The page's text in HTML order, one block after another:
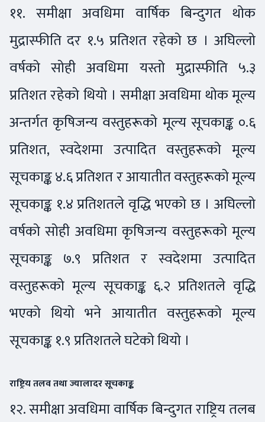
११. समीक्षा अवधिमा वार्षिक बिन्दुगत थोक
मुद्रास्फीति दर १.५ प्रतिशत रहेको छ । अघिल्लो
वर्षको सोही अवधिमा यस्तो मुद्रास्फीति ५.३
प्रतिशत रहेको थियो । समीक्षा अवधिमा थोक मूल्य
अन्तर्गत कृषिजन्य वस्तुहरूको मूल्य सूचकाङ्क ०.६
प्रतिशत, स्वदेशमा उत्पादित वस्तुहरूको मूल्य
सूचकाङ्क ४.६ प्रतिशत र आयातीत वस्तुहरूको मूल्य
सूचकाङ्क १.४ प्रतिशतले वृद्धि भएको छ । अघिल्लो
वर्षको सोही अवधिमा कृषिजन्य वस्तुहरूको मूल्य
सूचकाङ्क ७.९ प्रतिशत र स्वदेशमा उत्पादित
वस्तुहरूको मूल्य सूचकाङ्क ६.२ प्रतिशतले वृद्धि
भएको थियो भने आयातीत वस्तुहरूको मूल्य
सूचकाङ्क १.९ प्रतिशतले घटेको थियो ।
राष्ट्रिय तलव तथा ज्यालादर सूचकाङ्क
१२. समीक्षा अवधिमा वार्षिक बिन्दुगत राष्ट्रिय तलब